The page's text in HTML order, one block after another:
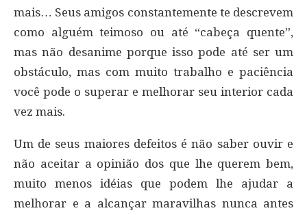
mais… Seus amigos constantemente te descrevem
como alguém teimoso ou até “cabeça quente”,
mas não desanime porque isso pode até ser um
obstáculo, mas com muito trabalho e paciência
você pode o superar e melhorar seu interior cada
vez mais.
Um de seus maiores defeitos é não saber ouvir e
não aceitar a opinião dos que lhe querem bem,
muito menos idéias que podem lhe ajudar a
melhorar e a alcançar maravilhas nunca antes